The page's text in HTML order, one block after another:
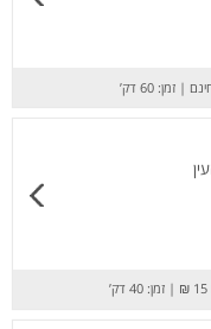
| זמן: 60 דק’
| זמן: 40 דק’